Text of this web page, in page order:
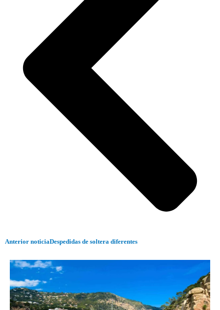
Anterior noticiaDespedidas de soltera diferentes